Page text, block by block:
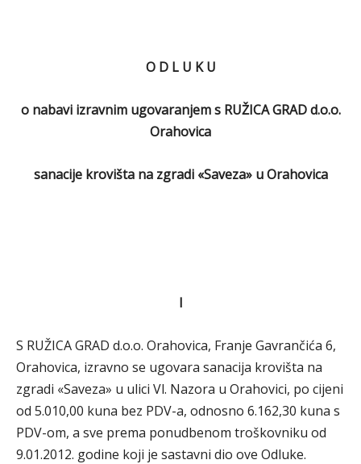
O D L U K U
o nabavi izravnim ugovaranjem s RUŽICA GRAD d.o.o.
Orahovica
sanacije krovišta na zgradi «Saveza» u Orahovica
I
S RUŽICA GRAD d.o.o. Orahovica, Franje Gavrančića 6,
Orahovica, izravno se ugovara sanacija krovišta na
zgradi «Saveza» u ulici Vl. Nazora u Orahovici, po cijeni
od 5.010,00 kuna bez PDV-a, odnosno 6.162,30 kuna s
PDV-om, a sve prema ponudbenom troškovniku od
9.01.2012. godine koji je sastavni dio ove Odluke.